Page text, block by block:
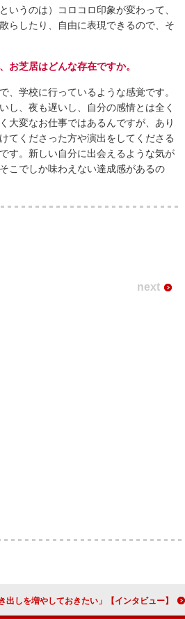
いうのは）コロコロ印象が変わって、
らしたり、自由に表現できるので、そ
お芝居はどんな存在ですか。
学校に行っているような感覚です。
し、夜も遅いし、自分の感情とは全く
大変なお仕事ではあるんですが、あり
てくださった方や演出をしてくださる
す。新しい自分に出会えるような気が
こでしか味わえない達成感があるの
next
【インタビュー】舞台「阿呆浪士」南沢奈央 喜劇に挑戦「自分の引き出しを増やしておきたい」